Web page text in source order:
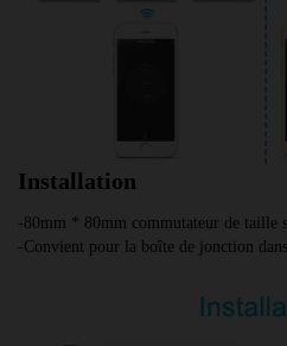
Installation
-80mm * 80mm commutateur de taille
-Convient pour la boîte de jonction